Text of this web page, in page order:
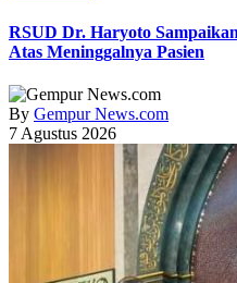
RSUD Dr. Haryoto
Atas Meninggalnya Pasien
By Gempur News.com
7 Agustus 2026